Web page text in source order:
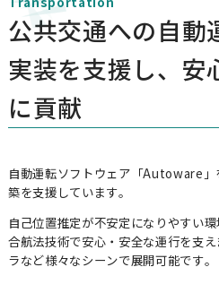
企業情報
公共交通への自動
実装を支援し、安
に貢献
自動運転ソフトウェア「Autoware
築を支援しています。
自己位置推定が不安定になりやすい
合航法技術で安心・安全な運行を支
ラなど様々なシーンで展開可能です。